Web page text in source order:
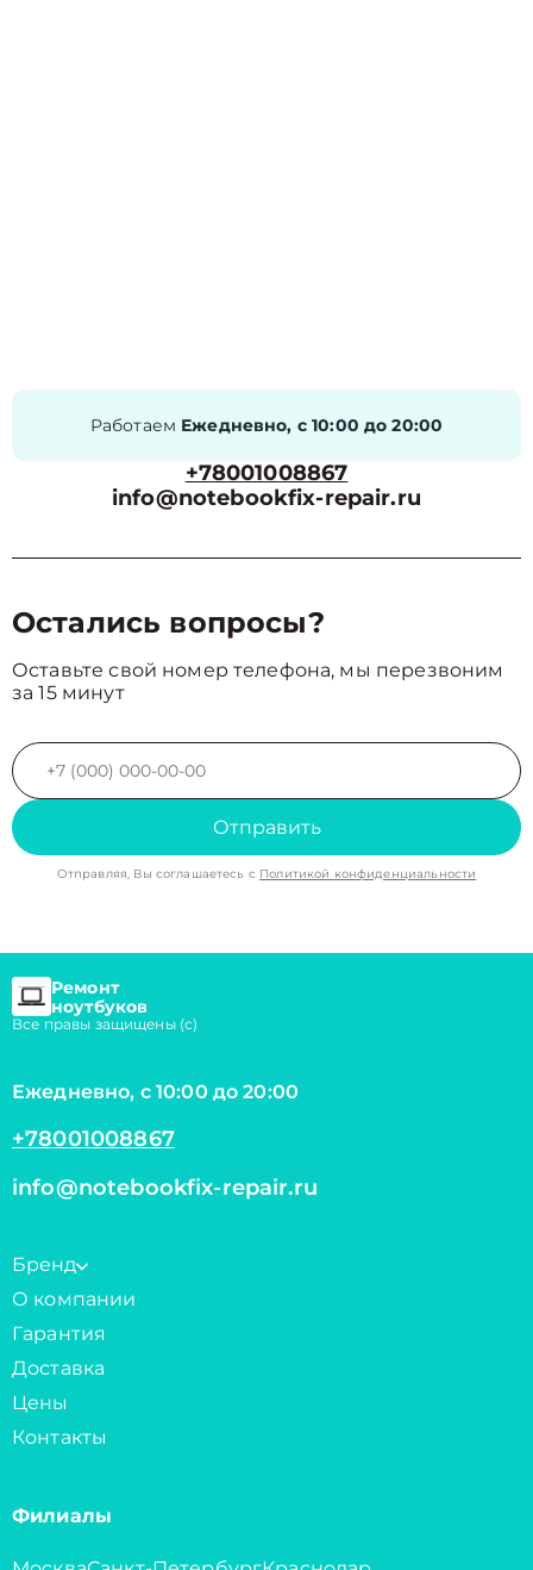
Работаем Ежедневно, с 10:00 до 20:00
+78001008867
info@notebookfix-repair.ru
Остались вопросы?
Оставьте свой номер телефона, мы перезвоним
за 15 минут
Отправить
Отправляя, Вы соглашаетесь с Политикой конфиденциальности
Ремонт
ноутбуков
Все правы защищены (с)
Ежедневно, с 10:00 до 20:00
+78001008867
info@notebookfix-repair.ru
Бренд
О компании
Гарантия
Доставка
Цены
Контакты
Филиалы